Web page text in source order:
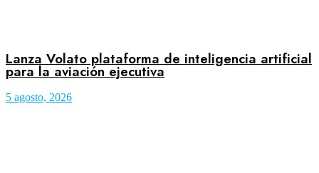
Lanza Volato plataforma de inteligencia artificial
para la aviación ejecutiva
5 agosto, 2026